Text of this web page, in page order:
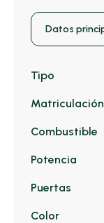
Tipo
Matriculación
Combustible
Potencia
Puertas
Color